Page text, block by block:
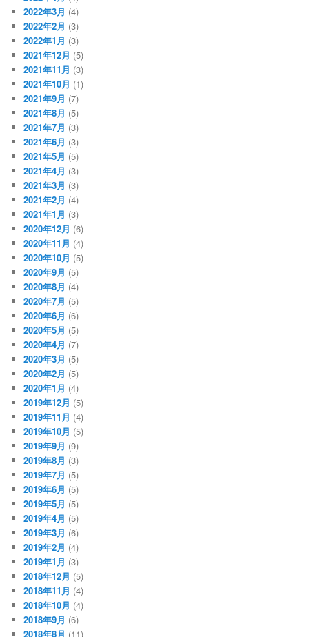
2022年3月 (4)
2022年2月 (3)
2022年1月 (3)
2021年12月 (5)
2021年11月 (3)
2021年10月 (1)
2021年9月 (7)
2021年8月 (5)
2021年7月 (3)
2021年6月 (3)
2021年5月 (5)
2021年4月 (3)
2021年3月 (3)
2021年2月 (4)
2021年1月 (3)
2020年12月 (6)
2020年11月 (4)
2020年10月 (5)
2020年9月 (5)
2020年8月 (4)
2020年7月 (5)
2020年6月 (6)
2020年5月 (5)
2020年4月 (7)
2020年3月 (5)
2020年2月 (5)
2020年1月 (4)
2019年12月 (5)
2019年11月 (4)
2019年10月 (5)
2019年9月 (9)
2019年8月 (3)
2019年7月 (5)
2019年6月 (5)
2019年5月 (5)
2019年4月 (5)
2019年3月 (6)
2019年2月 (4)
2019年1月 (3)
2018年12月 (5)
2018年11月 (4)
2018年10月 (4)
2018年9月 (6)
2018年8月 (11)